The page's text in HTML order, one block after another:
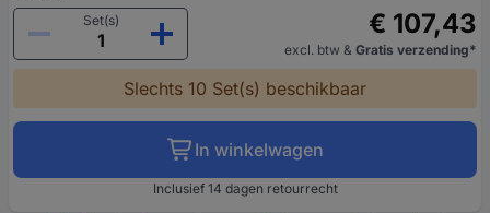
Set(s)
€ 107,43
excl. btw & Gratis verzending*
Slechts 10 Set(s) beschikbaar
In winkelwagen
Inclusief 14 dagen retourrecht